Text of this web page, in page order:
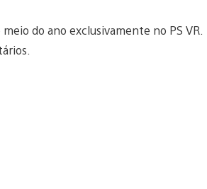
do ano exclusivamente no PS VR.